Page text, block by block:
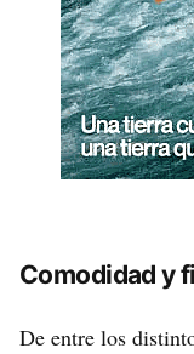
Comodidad y
De entre los